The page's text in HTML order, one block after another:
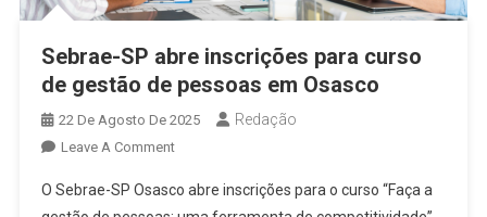
Sebrae-SP abre inscrições para curso
de gestão de pessoas em Osasco
22 De Agosto De 2025 Redação
Leave A CommentOn
SP
O Sebrae-SP Osasco abre inscrições para o curso “Faça a